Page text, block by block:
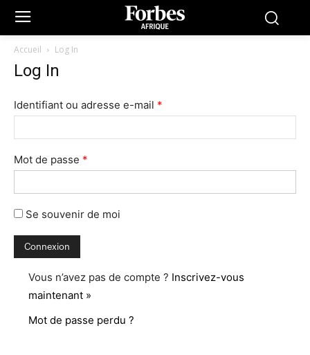
Accueil Log In
Log In
Identifiant ou adresse e-mail *
Mot de passe *
Se souvenir de moi
Vous n’avez pas de compte ? Inscrivez-vous
maintenant »
Mot de passe perdu ?